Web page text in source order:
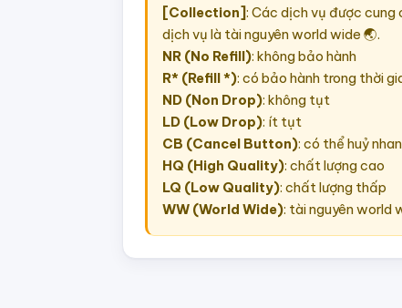
[Collection]: Các dịch vụ được
dịch vụ là tài nguyên world wide 🌏.
NR (No Refill): không bảo hành
R* (Refill *): có bảo hành trong thời
ND (Non Drop): không tụt
LD (Low Drop): ít tụt
CB (Cancel Button): có thể huỷ
HQ (High Quality): chất lượng cao
LQ (Low Quality): chất lượng thấp
WW (World Wide): tài nguyên world